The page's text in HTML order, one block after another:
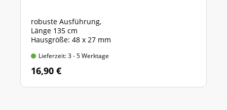
robuste Ausführung,
Länge 135 cm
Hausgröße: 48 x 27 mm
Lieferzeit: 3 - 5 Werktage
16,90 €